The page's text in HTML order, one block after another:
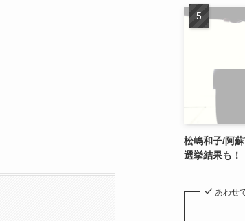
松嶋和子/阿
選挙結果も！
あわせ